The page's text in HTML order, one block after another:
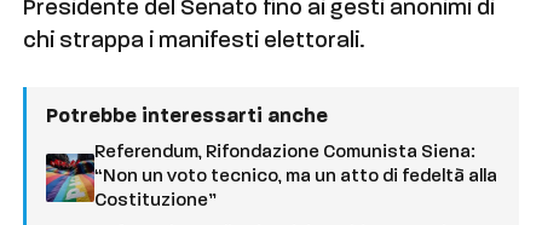
Presidente del Senato fino ai gesti anonimi di
chi strappa i manifesti elettorali.
Potrebbe interessarti anche
Referendum, Rifondazione Comunista Siena:
“Non un voto tecnico, ma un atto di fedeltà alla
Costituzione”